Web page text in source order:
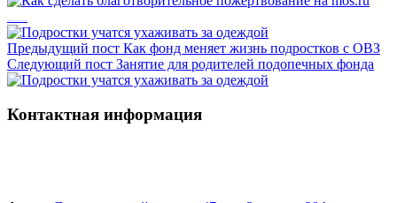
Предыдущий пост Как фонд меняет жизнь подростков с ОВЗ
Следующий пост Занятие для родителей подопечных фонда
Контактная информация